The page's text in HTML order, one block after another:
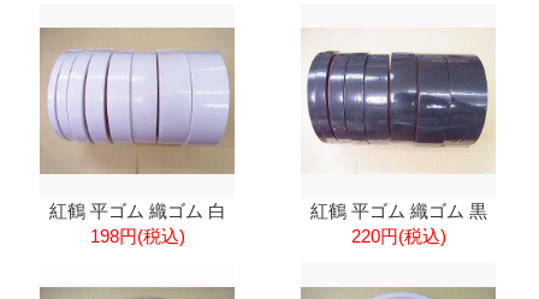
紅鶴 平ゴム 織ゴム 白
198円(税込)
紅鶴 平ゴム 織ゴム 黒
220円(税込)